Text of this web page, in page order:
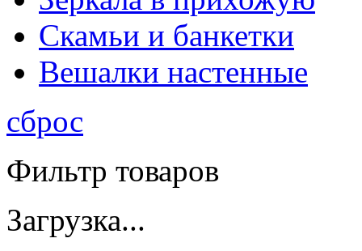
Скамьи и банкетки
Вешалки настенные
сброс
Фильтр товаров
Загрузка...